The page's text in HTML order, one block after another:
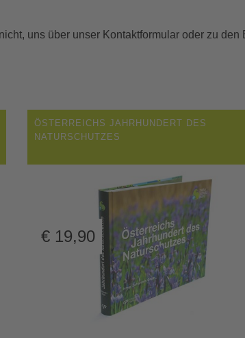
uns über unser Kontaktformular oder zu
ÖSTERREICHS JAHRHUNDERT DES
NATURSCHUTZES
€ 19,90